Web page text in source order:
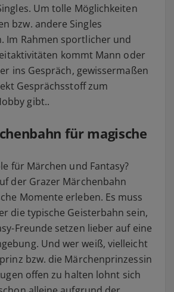
Um tolle Möglichkeiten
bzw. andere Singles
Im Rahmen sportlicher und
kommt Mann oder
ins Gespräch, gewissermaßen
Gesprächsstoff zum
gibt..
für magische
für Märchen und Fantasy?
der Grazer Märchenbahn
Momente erleben. Es muss
die typische Geisterbahn sein,
Freunde setzen lieber auf eine
Und wer weiß, vielleicht
bzw. die Märchenprinzessin
offen zu halten lohnt sich